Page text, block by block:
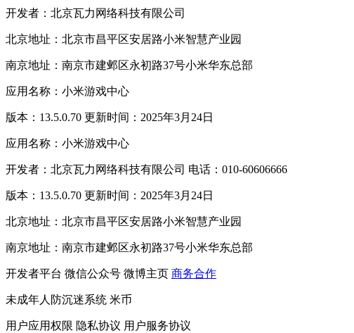
开发者：北京瓦力网络科技有限公司
北京地址：北京市昌平区安居路小米智慧产业园
南京地址：南京市建邺区永初路37号小米华东总部
应用名称：小米游戏中心
版本：13.5.0.70 更新时间：2025年3月24日
应用名称：小米游戏中心
开发者：北京瓦力网络科技有限公司 电话：010-60606666
版本：13.5.0.70 更新时间：2025年3月24日
北京地址：北京市昌平区安居路小米智慧产业园
南京地址：南京市建邺区永初路37号小米华东总部
开发者平台 微信公众号 微博主页 商务合作
未成年人防沉迷系统 米币
用户应用权限 隐私协议 用户服务协议